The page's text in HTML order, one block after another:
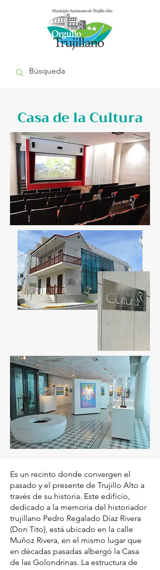
Casa de la Cultura
Es un recinto donde convergen el
pasado y el presente de Trujillo Alto a
través de su historia. Este edificio,
dedicado a la memoria del historiador
trujillano Pedro Regalado Díaz Rivera
(Don Tito), está ubicado en la calle
Muñoz Rivera, en el mismo lugar que
en décadas pasadas albergó la Casa
de las Golondrinas. La estructura de